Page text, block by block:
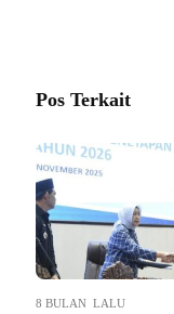
Pos Terkait
8 BULAN LALU